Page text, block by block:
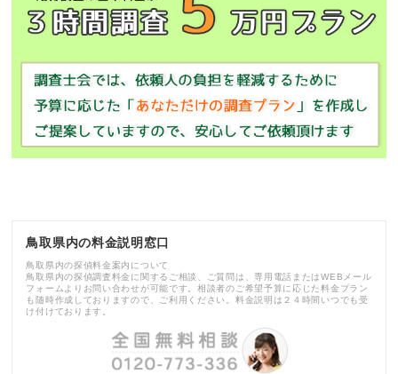
鳥取県内の料金説明窓口
鳥取県内の探偵料金案内について
鳥取県内の探偵調査料金に関するご相談、ご質問は、専用電話またはWEBメール
フォームよりお問い合わせが可能です。相談者のご希望予算に応じた料金プラン
も随時作成しておりますので、ご利用ください。料金説明は２４時間いつでも受
け付けております。